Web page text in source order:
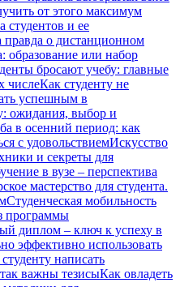
от этого максимум
студентов и ее
о дистанционном
образование или набор
бросают учебу: главные
числеКак студенту не
успешным в
ожидания, выбор и
в осенний период: как
с удовольствиемИскусство
и секреты для
в вузе – перспектива
мастерство для студента.
Студенческая мобильность
программы
диплом – ключ к успеху в
эффективно использовать
написать
важны тезисыКак овладеть